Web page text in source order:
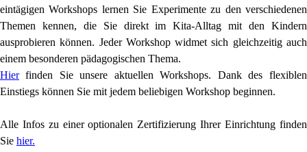
eintägigen Workshops lernen Sie Experimente zu den verschiedenen
Themen kennen, die Sie direkt im Kita-Alltag mit den Kindern
ausprobieren können. Jeder Workshop widmet sich gleichzeitig auch
einem besonderen pädagogischen Thema.
Hierfinden Sie unsere aktuellen Workshops. Dank des flexiblen
Einstiegs können Sie mit jedem beliebigen Workshop beginnen.
Alle Infos zu einer optionalen Zertifizierung Ihrer Einrichtung finden
Sie hier.